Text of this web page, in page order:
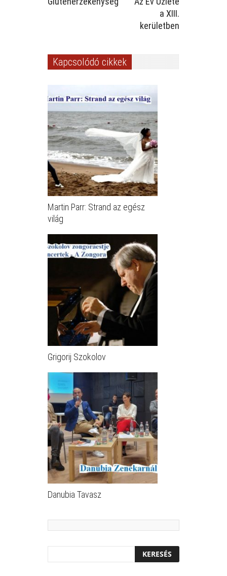
a XIII.
kerületben
Kapcsolódó cikkek
Martin Parr: Strand az egész
világ
Grigorij Szokolov
Danubia Tavasz